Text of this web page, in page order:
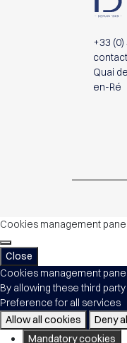
+33
Quai
en-Ré
Cookies management panel
Close
Cookies management panel
By allowing these third
Preference for all services
Allow all cookies
Deny
Mandatory cookies